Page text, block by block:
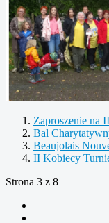
Zaproszenie na
Bal
Beaujolais
II Kobiecy
Strona 3 z 8